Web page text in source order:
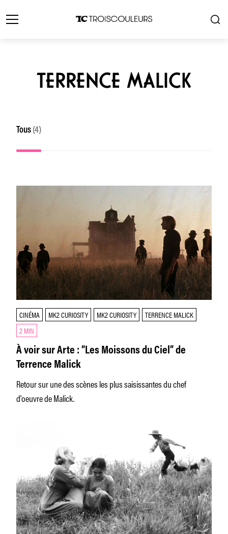
TERRENCE MALICK
Tous (4)
CINÉMA MK2 CURIOSITY MK2 CURIOSITY
TERRENCE MALICK
2 MIN
À voir sur Arte : “Les Moissons du Ciel” de
Terrence Malick
Retour sur une des scènes les plus saisissantes du chef
d'oeuvre de Malick.